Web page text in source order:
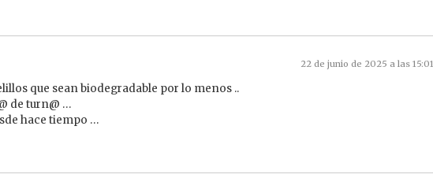
22 de junio de 2025 a las 15:01
que sean biodegradable por lo menos ..
de turn@ …
hace tiempo …